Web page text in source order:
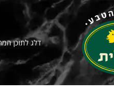
דלג לתוכן